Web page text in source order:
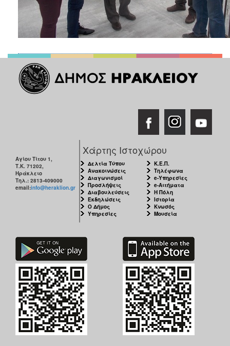
Αγίου Τίτου 1,
Τ.Κ. 71202,
Ηράκλειο
Τηλ.: 2813-409000
email:info@heraklion.gr
Χάρτης Ιστοχώρου
Δελτία Τύπου
Ανακοινώσεις
Διαγωνισμοί
Προσλήψεις
Διαβουλεύσεις
Εκδηλώσεις
Ο Δήμος
Υπηρεσίες
Κ.Ε.Π.
Τηλέφωνα
e-Υπηρεσίες
e-Αιτήματα
Η Πόλη
Ιστορία
Κνωσός
Μουσεία